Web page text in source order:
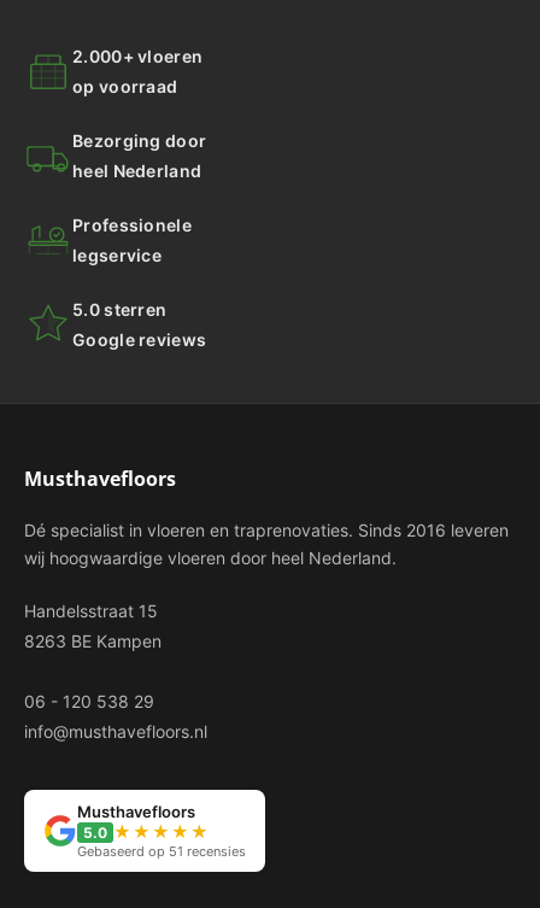
2.000+ vloeren
op voorraad
Bezorging door
heel Nederland
Professionele
legservice
5.0 sterren
Google reviews
Musthavefloors
Dé specialist in vloeren en traprenovaties. Sinds 2016 leveren
wij hoogwaardige vloeren door heel Nederland.
Handelsstraat 15
8263 BE Kampen
06 - 120 538 29
info@musthavefloors.nl
Musthavefloors
5.0 ★★★★★
Gebaseerd op 51 recensies